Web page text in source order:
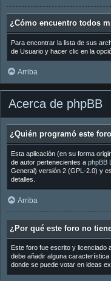
¿Cómo encuentro todos
Para encontrar la lista de sus
de Usuario y hacer clic en la
Arriba
Acerca de phpBB
¿Quién programó este
Esta aplicación (en su forma
de autor pertenecientes a phpBB
General) versión 2 (GPL-2.0) y
detalles.
Arriba
¿Por qué este foro no
Este foro fue escrito y licenciado
debe añadir alguna
donde se puede votar en ideas